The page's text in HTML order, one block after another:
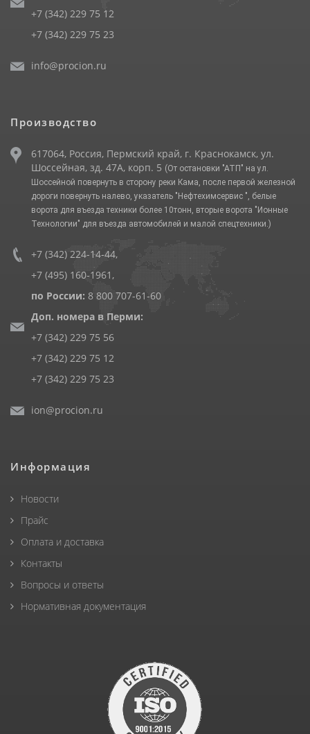
+7 (342) 229 75 12
+7 (342) 229 75 23
info@procion.ru
Производство
617064, Россия, Пермский край, г. Краснокамск, ул.
Шоссейная, зд. 47А, корп. 5 (От остановки "АТП" на ул.
Шоссейной повернуть в сторону реки Кама, после первой железной
дороги повернуть налево, указатель "Нефтехимсервис ", белые
ворота для въезда техники более 10тонн, вторые ворота "Ионные
Технологии" для въезда автомобилей и малой спецтехники.)
+7 (342) 224-14-44,
+7 (495) 160-1961 ,
по России: 8 800 707-61-60
Доп. номера в Перми:
+7 (342) 229 75 56
+7 (342) 229 75 12
+7 (342) 229 75 23
ion@procion.ru
Информация
Новости
Прайс
Оплата и доставка
Контакты
Вопросы и ответы
Нормативная документация